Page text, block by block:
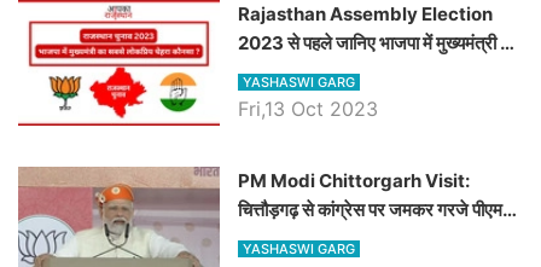
Rajasthan Assembly Election
2023 से पहले जानिए भाजपा में मुख्यमंत्री का
सबसे लोकप्रिय चेहरा कौनसा ?
YASHASWI GARG
Fri,13 Oct 2023
PM Modi Chittorgarh Visit:
चित्तौड़गढ़ से कांग्रेस पर जमकर गरजे पीएम
मोदी, जाने प्रधानमंत्री के भाषण की बड़ी
YASHASWI GARG